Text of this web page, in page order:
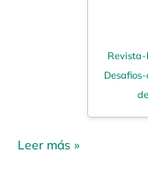
Leer más »